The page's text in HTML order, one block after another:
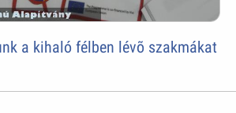
a kihaló félben lévõ szakmákat